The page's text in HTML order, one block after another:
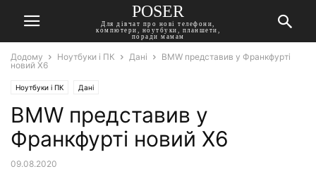
POSER
Для дівчат про нові телефони,
компютери, ноутбуки, планшети,
поради мамам
Додому Ноутбуки і ПК Дані
BMW представив у Франкфурті
новий Х6
Ноутбуки і ПК Дані
BMW представив у
Франкфурті новий Х6
09.08.2020